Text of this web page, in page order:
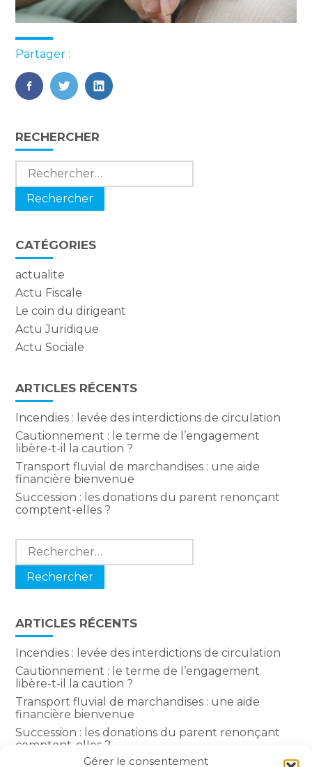
Gérer le consentement
Partager :
FaceBook
TwitterLinkedIn
Blog
sidebar
RECHERCHER
Rechercher :
CATÉGORIES
actualite
Actu Fiscale
Le coin du dirigeant
Actu Juridique
Actu Sociale
ARTICLES RÉCENTS
Incendies : levée des interdictions de circulation
Cautionnement : le terme de l’engagement
libère-t-il la caution ?
Transport fluvial de marchandises : une aide
financière bienvenue
Succession : les donations du parent renonçant
comptent-elles ?
Rechercher :
ARTICLES RÉCENTS
Incendies : levée des interdictions de circulation
Cautionnement : le terme de l’engagement
libère-t-il la caution ?
Transport fluvial de marchandises : une aide
financière bienvenue
Succession : les donations du parent renonçant
comptent-elles ?
Encadrement des loyers : une année de plus